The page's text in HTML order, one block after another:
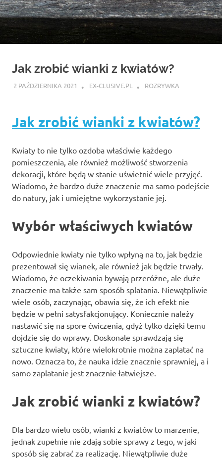
Jak zrobić wianki z kwiatów?
2 PAŹDZIERNIKA 2021 EX-CLUSIVE.PL ROZRYWKA
Jak zrobić wianki z kwiatów?
Kwiaty to nie tylko ozdoba właściwie każdego
pomieszczenia, ale również możliwość stworzenia
dekoracji, które będą w stanie uświetnić wiele przyjęć.
Wiadomo, że bardzo duże znaczenie ma samo podejście
do natury, jak i umiejętne wykorzystanie jej.
Wybór właściwych kwiatów
Odpowiednie kwiaty nie tylko wpłyną na to, jak będzie
prezentował się wianek, ale również jak będzie trwały.
Wiadomo, że oczekiwania bywają przeróżne, ale duże
znaczenie ma także sam sposób splatania. Niewątpliwie
wiele osób, zaczynając, obawia się, że ich efekt nie
będzie w pełni satysfakcjonujący. Koniecznie należy
nastawić się na spore ćwiczenia, gdyż tylko dzięki temu
dojdzie się do wprawy. Doskonale sprawdzają się
sztuczne kwiaty, które wielokrotnie można zaplatać na
nowo. Oznacza to, że nauka idzie znacznie sprawniej, a i
samo zaplatanie jest znacznie łatwiejsze.
Jak zrobić wianki z kwiatów?
Dla bardzo wielu osób, wianki z kwiatów to marzenie,
jednak zupełnie nie zdają sobie sprawy z tego, w jaki
sposób się zabrać za realizację. Niewątpliwie duże